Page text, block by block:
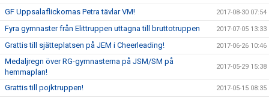
GF Uppsalaflickornas Petra tävlar VM! 2017-08-30 07:54
Fyra gymnaster från Elittruppen uttagna till bruttotruppen 2017-07-05 13:33
Grattis till sjätteplatsen på JEM i Cheerleading! 2017-06-26 10:46
Medaljregn över RG-gymnasterna på JSM/SM på
hemmaplan!
2017-05-29 15:38
Grattis till pojktruppen! 2017-05-15 08:35